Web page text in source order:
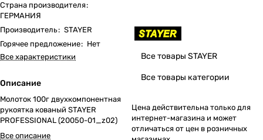
Страна производителя:
ГЕРМАНИЯ
Производитель: STAYER
Горячее предложение: Нет
Все характеристики
Описание
Молоток 100г двухкомпонентная
рукоятка кованый STAYER
PROFESSIONAL (20050-01_z02)
Все описание
Все товары STAYER
Все товары категории
Цена действительна только для
интернет-магазина и может
отличаться от цен в розничных